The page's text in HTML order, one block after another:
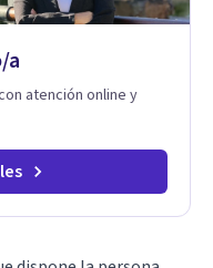
a
atención online y